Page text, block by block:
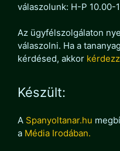
válaszolunk: H-P 10.00-
Az ügyfélszolgálaton
válaszolni. Ha a
kérdésed, akkor
Készült:
A Spanyoltanar.hu
a Média Irodában.